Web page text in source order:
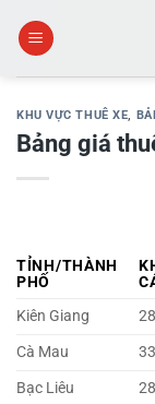
KHU VỰC THUÊ XE,
Bảng giá
TỈNH/THÀNH
PHỐ
Kiên Giang
Cà Mau
Bạc Liêu